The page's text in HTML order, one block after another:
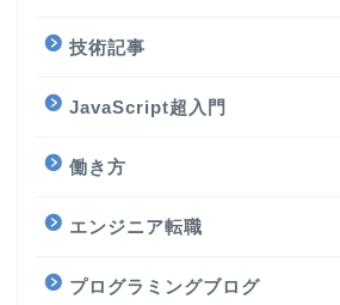
技術記事
JavaScript超入門
働き方
エンジニア転職
プログラミングブログ